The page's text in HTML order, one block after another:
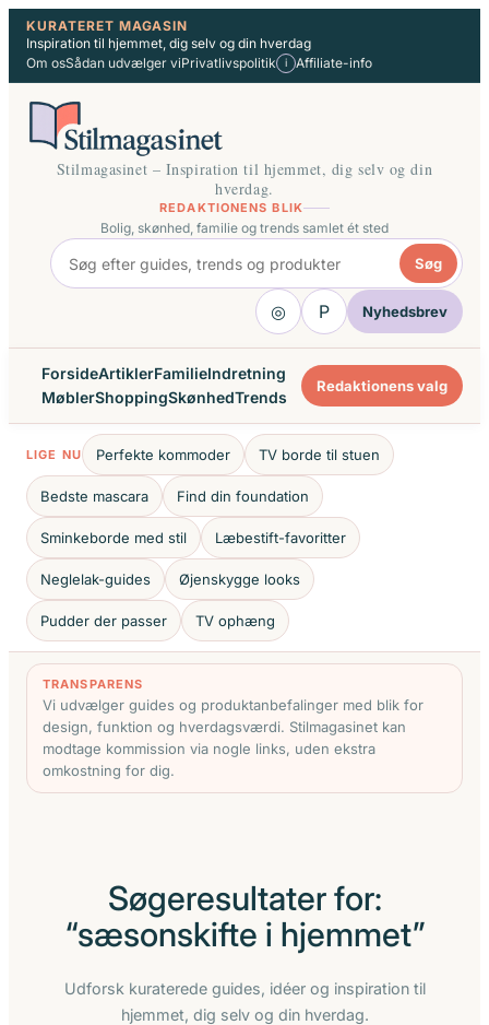
Spring
indhold
KURATERET MAGASIN
Inspiration til hjemmet, dig selv og din hverdag
Om osSådan udvælger viPrivatlivspolitik i Affiliate-info
Stilmagasinet – Inspiration til hjemmet, dig selv og din
hverdag.
REDAKTIONENS BLIK
Bolig, skønhed, familie og trends samlet ét sted
Søg
◎ P Nyhedsbrev
ForsideArtiklerFamilieIndretning
MøblerShoppingSkønhedTrends
Redaktionens valg
LIGE NU Perfekte kommoder TV borde til stuen
Bedste mascara Find din foundation
Sminkeborde med stil Læbestift-favoritter
Neglelak-guides Øjenskygge looks
Pudder der passer TV ophæng
TRANSPARENS
Vi udvælger guides og produktanbefalinger med blik for
design, funktion og hverdagsværdi. Stilmagasinet kan
modtage kommission via nogle links, uden ekstra
omkostning for dig.
Søgeresultater for:
“sæsonskifte i hjemmet”
Udforsk kuraterede guides, idéer og inspiration til
hjemmet, dig selv og din hverdag.